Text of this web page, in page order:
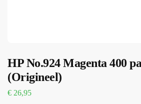
HP No.924 Magenta 400
(Origineel)
€ 26,95